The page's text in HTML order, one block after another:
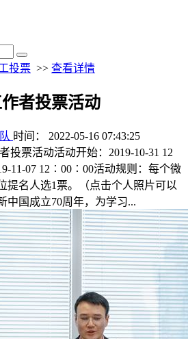
投票 >> 查看详情
者投票活动
时间： 2022-05-16 07:43:25
投票活动活动开始：2019-10-31 12
11-07 12︰00︰00活动规则：每个微
提名人选1票。（点击个人照片可以
中国成立70周年，为学习...